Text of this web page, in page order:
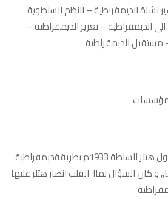
نشاة الديمقراطية – النظم السلطوية
الديمقراطية – تعزيز الديمقراطية –
مستقبل الديمقراطية
تنبه الباحثون للقيم بغد وصول هتلر للسلطة 1933م بطريقةديمقراطية
و كان السؤال لماا انقلب انصار هتلر عليها